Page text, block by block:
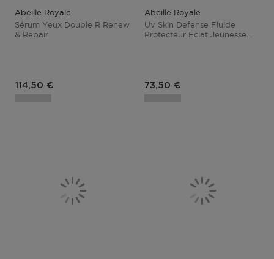
Abeille Royale
Sérum Yeux Double R Renew
& Repair
Prix du produit
114,50 €
Abeille Royale
Uv Skin Defense Fluide
Protecteur Éclat Jeunesse
Prix du produit
73,50 €